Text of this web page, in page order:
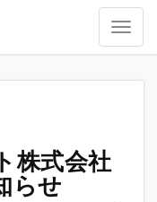
株式会社
らせ